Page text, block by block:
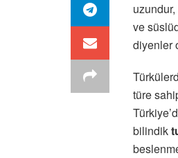
ve
diyenler
türe
bilindik